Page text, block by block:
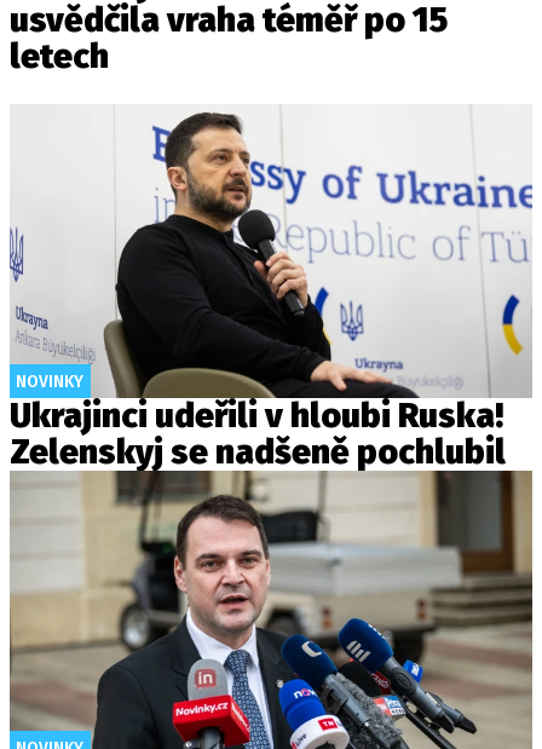
usvědčila vraha téměř po 15
letech
NOVINKY
Ukrajinci udeřili v hloubi Ruska!
Zelenskyj se nadšeně pochlubil